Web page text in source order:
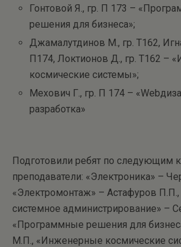
Гонтовой Я., гр. П 173 –
решения для бизнеса»;
Джамалутдинов М., гр. Т162,
П174, Локтионов Д., гр. Т162 –
космические системы»;
Мехович Г., гр. П 174 –
разработка»
Подготовили ребят по следующим
преподаватели: «Электроника» –
«Электромонтаж» – Астафуров П.П.,
системное администрирование» –
«Программные решения для
М.П., «Инженерные космические